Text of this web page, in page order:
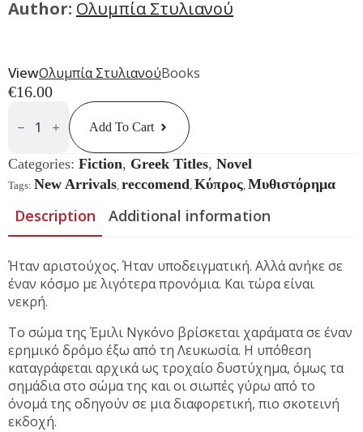
Author: Ολυμπία Στυλιανού
ViewΟλυμπία ΣτυλιανούBooks
€16.00
Κορίτσι
Από
Πουθενά
Quantity
Add To Cart
Categories: Fiction, Greek Titles, Novel
Tags: New Arrivals, reccomend, Κύπρος, Μυθιστόρημα
Description Additional information
Ήταν αριστούχος. Ήταν υποδειγματική. Αλλά ανήκε σε
έναν κόσμο με λιγότερα προνόμια. Και τώρα είναι
νεκρή.
Το σώμα της Έμιλι Νγκόνο βρίσκεται χαράματα σε έναν
ερημικό δρόμο έξω από τη Λευκωσία. Η υπόθεση
καταγράφεται αρχικά ως τροχαίο δυστύχημα, όμως τα
σημάδια στο σώμα της και οι σιωπές γύρω από το
όνομά της οδηγούν σε μια διαφορετική, πιο σκοτεινή
εκδοχή.